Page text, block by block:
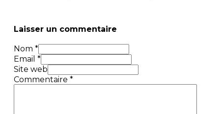
Laisser un commentaire
Nom *
Email *
Site web
Commentaire *